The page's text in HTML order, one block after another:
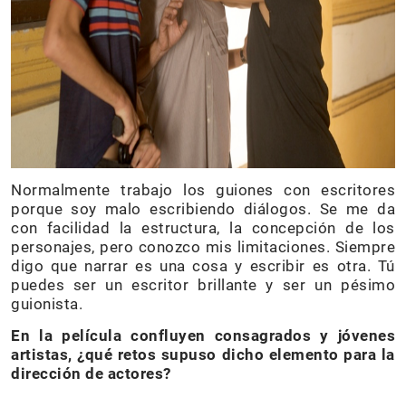
Normalmente trabajo los guiones con escritores
porque soy malo escribiendo diálogos. Se me da
con facilidad la estructura, la concepción de los
personajes, pero conozco mis limitaciones. Siempre
digo que narrar es una cosa y escribir es otra. Tú
puedes ser un escritor brillante y ser un pésimo
guionista.
En la película confluyen consagrados y jóvenes
artistas, ¿qué retos supuso dicho elemento para la
dirección de actores?